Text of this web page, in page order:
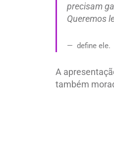
precisam
Queremos
define ele.
A
também